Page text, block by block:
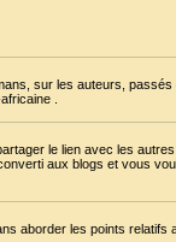
sur les auteurs,
.
le lien avec les
aux blogs et vous
aborder les points relatifs